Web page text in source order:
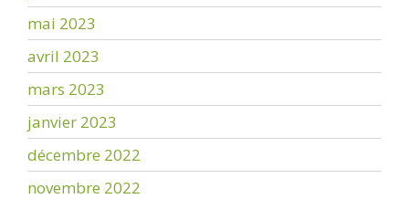
mai 2023
avril 2023
mars 2023
janvier 2023
décembre 2022
novembre 2022